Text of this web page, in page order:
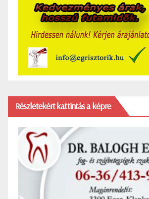
Részletekért kattintás a képre